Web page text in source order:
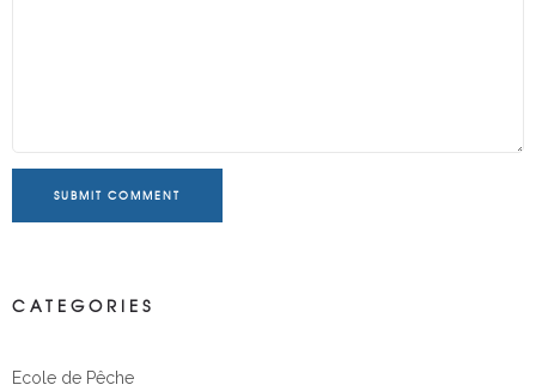
SUBMIT COMMENT
CATEGORIES
Ecole de Pêche